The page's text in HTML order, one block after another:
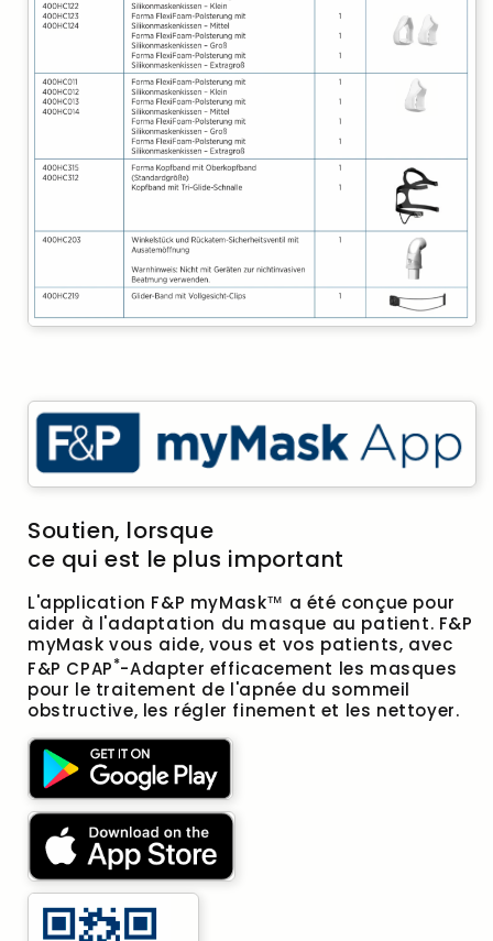
Soutien, lorsque
ce qui est le plus important
L'application F&P myMask™ a été conçue pour
aider à l'adaptation du masque au patient. F&P
myMask vous aide, vous et vos patients, avec
F&P CPAP*-Adapter efficacement les masques
pour le traitement de l'apnée du sommeil
obstructive, les régler finement et les nettoyer.